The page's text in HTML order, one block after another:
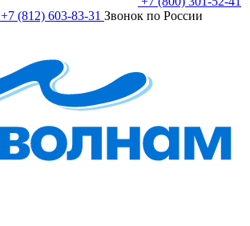
+7 (812) 603-83-31 Звонок по России